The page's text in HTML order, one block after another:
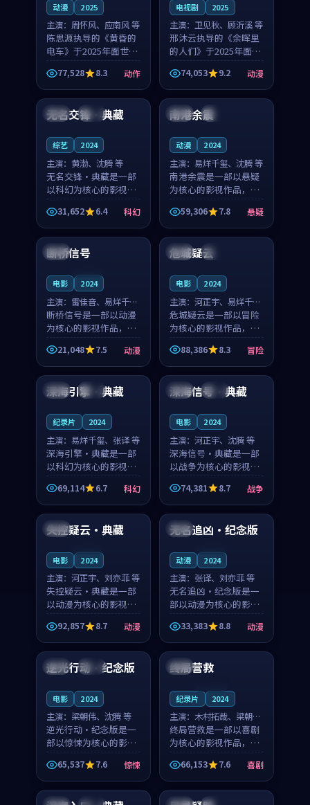
动漫 2025
主演： 周怀风、应南风 等
陈思源执导的《黄昏的
电车》于2025年面世，
日本的城市气质与渔村
故事的人物心境共同构
筑了影片基调。周怀
风、应南风用细腻的表
演撑起整部动作电影，
77,528 8.3 动作
电视剧 2025
主演： 卫见秋、顾沂溪 等
邢沐云执导的《余晖里
的人们》于2025年面
世，泰国的城市气质与
小镇生活的人物心境共
同构筑了影片基调。卫
见秋、顾沂溪用细腻的
表演撑起整部动漫电
74,053 9.2 动漫
泰国 高分
无名交锋·典藏
综艺 2024
主演： 黄渤、沈腾 等
无名交锋·典藏是一部
以科幻为核心的影视作
品，围绕危机、反转与
人物成长展开，整体节
奏紧凑，值得推荐观
看。
31,652 6.4 科幻
英国 完结
南港余震
动漫 2024
主演： 易烊千玺、沈腾 等
南港余震是一部以悬疑
为核心的影视作品，围
绕危机、反转与人物成
长展开，整体节奏紧
凑，值得推荐观看。
59,306 7.8 悬疑
日本
断桥信号
电影 2024
主演： 雷佳音、易烊千玺
等
断桥信号是一部以动漫
为核心的影视作品，围
绕危机、反转与人物成
长展开，整体节奏紧
凑，值得推荐观看。
21,048 7.5 动漫
中国 独播
危城疑云
电影 2024
主演： 河正宇、易烊千玺
等
危城疑云是一部以冒险
为核心的影视作品，围
绕危机、反转与人物成
长展开，整体节奏紧
凑，值得推荐观看。
88,386 8.3 冒险
日本 完结
深海引擎·典藏
纪录片 2024
主演： 易烊千玺、张译 等
深海引擎·典藏是一部
以科幻为核心的影视作
品，围绕危机、反转与
人物成长展开，整体节
奏紧凑，值得推荐观
69,114 6.7 科幻
英国 高分
深海信号·典藏
电影 2024
主演： 河正宇、沈腾 等
深海信号·典藏是一部
以战争为核心的影视作
品，围绕危机、反转与
人物成长展开，整体节
奏紧凑，值得推荐观
74,381 8.7 战争
法国
失控疑云·典藏
电影 2024
主演： 河正宇、刘亦菲 等
失控疑云·典藏是一部
以动漫为核心的影视作
品，围绕危机、反转与
人物成长展开，整体节
奏紧凑，值得推荐观
看。
92,857 8.7 动漫
英国
无名追凶·纪念版
动漫 2024
主演： 张译、刘亦菲 等
无名追凶·纪念版是一
部以动漫为核心的影视
作品，围绕危机、反转
与人物成长展开，整体
节奏紧凑，值得推荐观
看。
33,383 8.8 动漫
韩国 完结
逆光行动·纪念版
电影 2024
主演： 梁朝伟、沈腾 等
逆光行动·纪念版是一
部以惊悚为核心的影视
作品，围绕危机、反转
与人物成长展开，整体
节奏紧凑，值得推荐观
看。
65,537 7.6 惊悚
中国
终局营救
纪录片 2024
主演： 木村拓哉、梁朝伟
等
终局营救是一部以喜剧
为核心的影视作品，围
绕危机、反转与人物成
长展开，整体节奏紧
凑，值得推荐观看。
66,153 7.6 喜剧